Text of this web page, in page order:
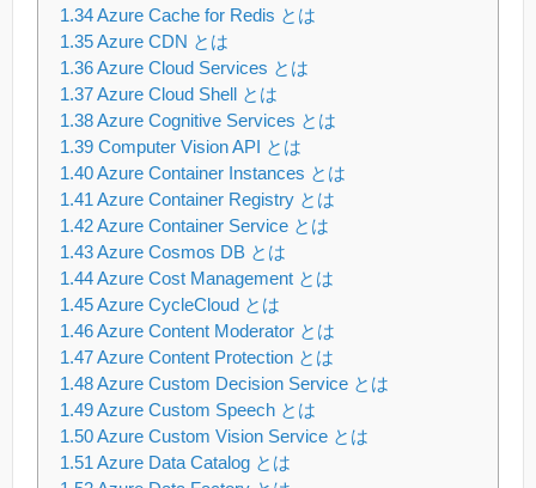
1.34Azure Cache for Redis とは
1.35Azure CDN とは
1.36Azure Cloud Services とは
1.37Azure Cloud Shell とは
1.38Azure Cognitive Services とは
1.39 Computer Vision API とは
1.40Azure Container Instances とは
1.41 Azure Container Registry とは
1.42Azure Container Service とは
1.43Azure Cosmos DB とは
1.44Azure Cost Management とは
1.45Azure CycleCloud とは
1.46Azure Content Moderator とは
1.47Azure Content Protection とは
1.48Azure Custom Decision Service とは
1.49Azure Custom Speech とは
1.50Azure Custom Vision Service とは
1.51 Azure Data Catalog とは